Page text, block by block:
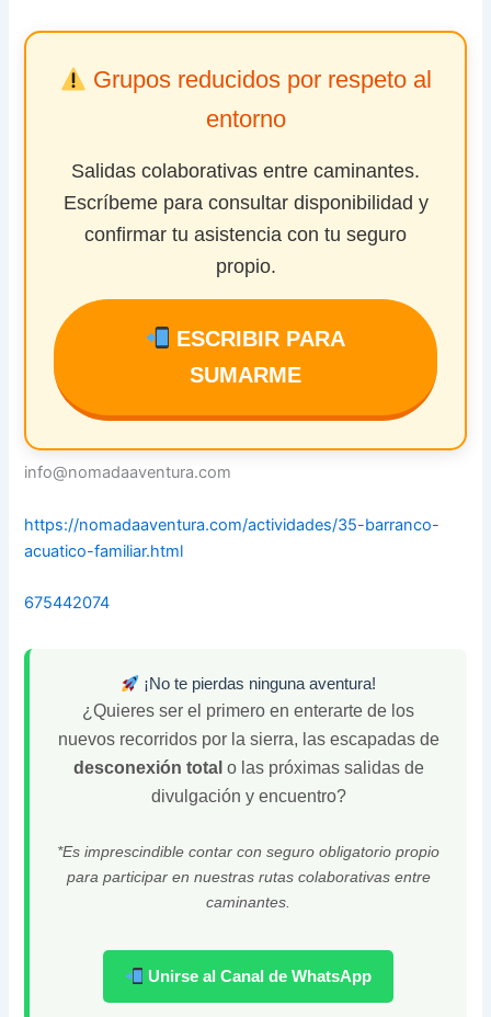
Grupos reducidos por respeto al
entorno
Salidas colaborativas entre caminantes.
Escríbeme para consultar disponibilidad y
confirmar tu asistencia con tu seguro
propio.
ESCRIBIR PARA
SUMARME
info@nomadaaventura.com
https://nomadaaventura.com/actividades/35-barranco-
acuatico-familiar.html
675442074
¡No te pierdas ninguna aventura!
¿Quieres ser el primero en enterarte de los
nuevos recorridos por la sierra, las escapadas de
desconexión total o las próximas salidas de
divulgación y encuentro?
*Es imprescindible contar con seguro obligatorio propio
para participar en nuestras rutas colaborativas entre
caminantes.
Unirse al Canal de WhatsApp